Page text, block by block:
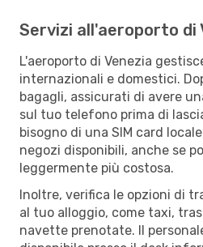
Servizi all'aeroporto di
L'aeroporto di Venezia
internazionali e domestici.
bagagli, assicurati di avere
sul tuo telefono prima di
bisogno di una SIM card
negozi disponibili, anche se
leggermente più costosa.
Inoltre, verifica le opzioni di
al tuo alloggio, come taxi,
navette prenotate. Il